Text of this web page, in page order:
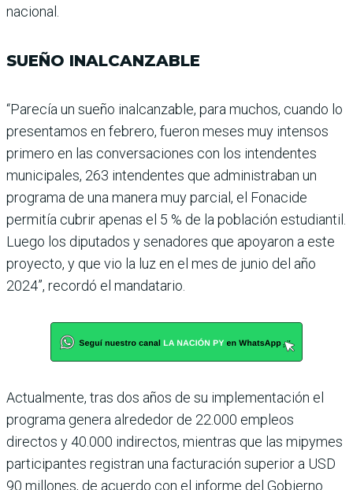
nacional.
SUEÑO INALCANZABLE
“Parecía un sueño inalcan­zable, para muchos, cuando lo
presentamos en febrero, fueron meses muy intensos
primero en las conversacio­nes con los intendentes
muni­cipales, 263 intendentes que administraban un
programa de una manera muy parcial, el Fonacide
permitía cubrir ape­nas el 5 % de la población estu­diantil.
Luego los diputados y senadores que apoyaron a este
proyecto, y que vio la luz en el mes de junio del año
2024”, recordó el mandatario.
Actualmente, tras dos años de su implementación el
pro­grama genera alrededor de 22.000 empleos
directos y 40.000 indirectos, mientras que las mipymes
participan­tes registran una facturación superior a USD
90 millones, de acuerdo con el informe del Gobierno